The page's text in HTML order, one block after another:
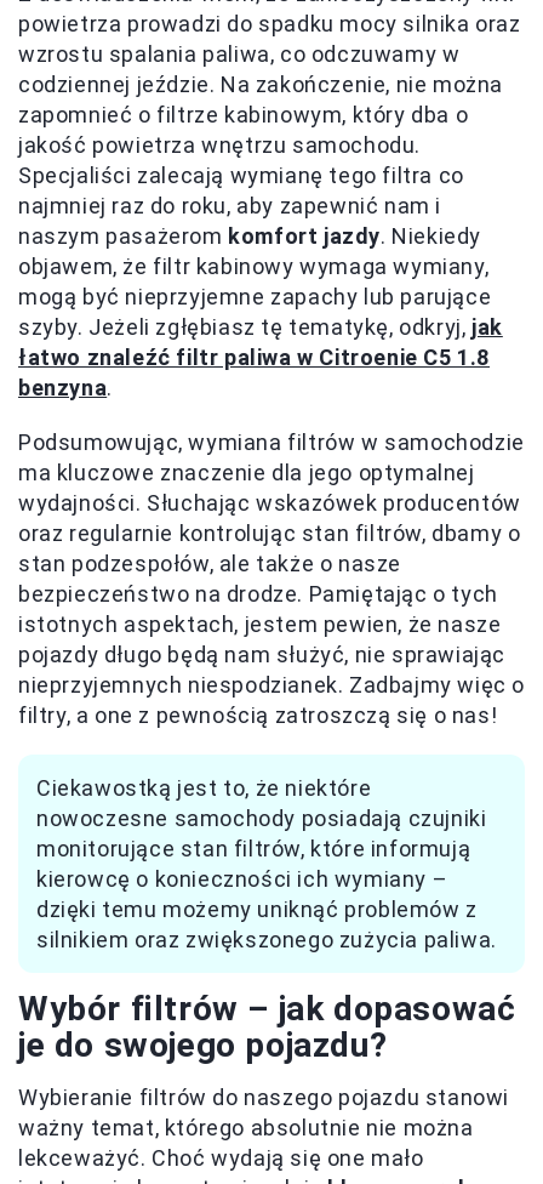
powietrza prowadzi do spadku mocy silnika oraz
wzrostu spalania paliwa, co odczuwamy w
codziennej jeździe. Na zakończenie, nie można
zapomnieć o filtrze kabinowym, który dba o
jakość powietrza wnętrzu samochodu.
Specjaliści zalecają wymianę tego filtra co
najmniej raz do roku, aby zapewnić nam i
naszym pasażerom komfort jazdy. Niekiedy
objawem, że filtr kabinowy wymaga wymiany,
mogą być nieprzyjemne zapachy lub parujące
szyby. Jeżeli zgłębiasz tę tematykę, odkryj, jak
łatwo znaleźć filtr paliwa w Citroenie C5 1.8
benzyna.
Podsumowując, wymiana filtrów w samochodzie
ma kluczowe znaczenie dla jego optymalnej
wydajności. Słuchając wskazówek producentów
oraz regularnie kontrolując stan filtrów, dbamy o
stan podzespołów, ale także o nasze
bezpieczeństwo na drodze. Pamiętając o tych
istotnych aspektach, jestem pewien, że nasze
pojazdy długo będą nam służyć, nie sprawiając
nieprzyjemnych niespodzianek. Zadbajmy więc o
filtry, a one z pewnością zatroszczą się o nas!
Ciekawostką jest to, że niektóre
nowoczesne samochody posiadają czujniki
monitorujące stan filtrów, które informują
kierowcę o konieczności ich wymiany –
dzięki temu możemy uniknąć problemów z
silnikiem oraz zwiększonego zużycia paliwa.
Wybór filtrów – jak dopasować
je do swojego pojazdu?
Wybieranie filtrów do naszego pojazdu stanowi
ważny temat, którego absolutnie nie można
lekceważyć. Choć wydają się one mało